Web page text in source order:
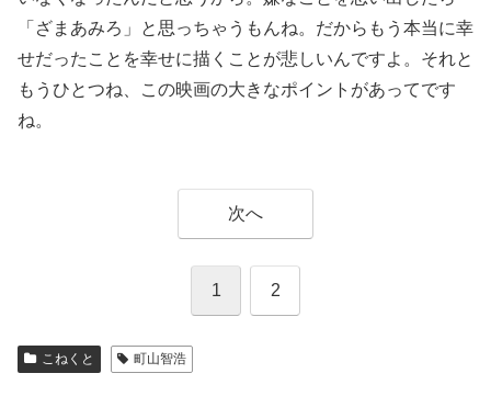
「ざまあみろ」と思っちゃうもんね。だからもう本当に幸
せだったことを幸せに描くことが悲しいんですよ。それと
もうひとつね、この映画の大きなポイントがあってです
ね。
次へ
1 2
こねくと 町山智浩